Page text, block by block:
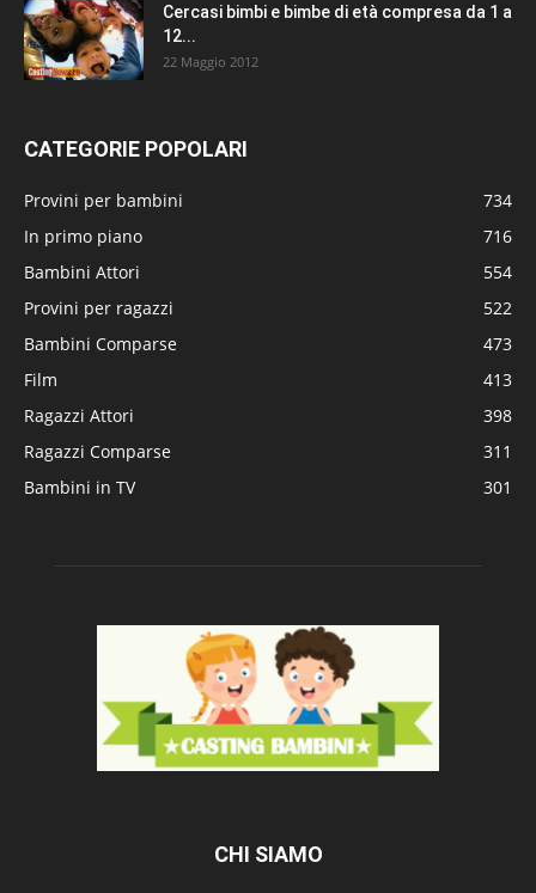
Cercasi bimbi e bimbe di età compresa da 1 a
12...
22 Maggio 2012
CATEGORIE POPOLARI
Provini per bambini
734
In primo piano
716
Bambini Attori
554
Provini per ragazzi
522
Bambini Comparse
473
Film
413
Ragazzi Attori
398
Ragazzi Comparse
311
Bambini in TV
301
CHI SIAMO